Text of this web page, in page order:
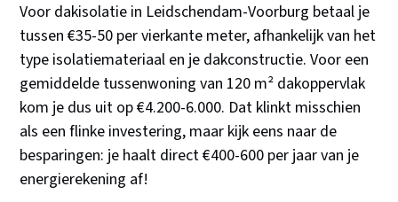
Voor dakisolatie in Leidschendam-Voorburg betaal je
tussen €35-50 per vierkante meter, afhankelijk van het
type isolatiemateriaal en je dakconstructie. Voor een
gemiddelde tussenwoning van 120 m² dakoppervlak
kom je dus uit op €4.200-6.000. Dat klinkt misschien
als een flinke investering, maar kijk eens naar de
besparingen: je haalt direct €400-600 per jaar van je
energierekening af!